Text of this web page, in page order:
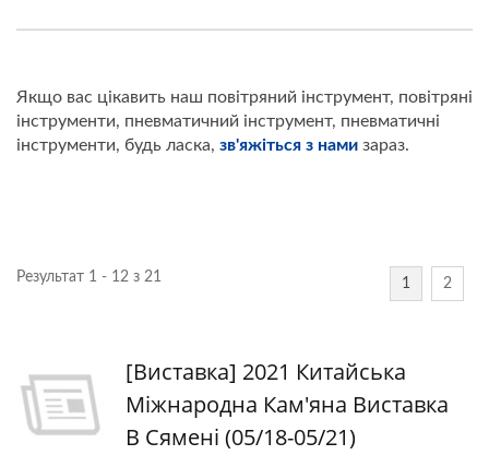
Якщо вас цікавить наш повітряний інструмент, повітряні
інструменти, пневматичний інструмент, пневматичні
інструменти, будь ласка, зв'яжіться з нами зараз.
Результат 1 - 12 з 21 1 2
[Виставка] 2021 Китайська
Міжнародна Кам'яна Виставка
В Сямені (05/18-05/21)